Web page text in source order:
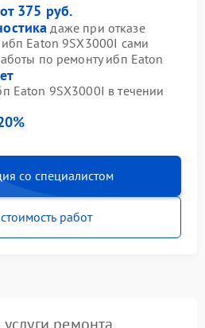
от 375 руб.
даже при отказе
Eaton 9SX3000I сами
по ремонту ибп Eaton
Eaton 9SX3000I в течении
со специалистом
работ